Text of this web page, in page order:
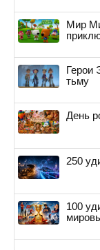
Мир
Герои
тьму
День
250
100